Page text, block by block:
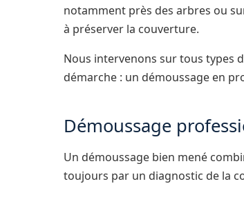
notamment près des arbres ou
à préserver la couverture.
Nous intervenons sur tous types
démarche : un démoussage en
Démoussage
Un démoussage bien mené
toujours par un diagnostic de la